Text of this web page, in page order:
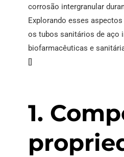
corrosão intergranular
Explorando esses
os tubos sanitários de aço
biofarmacêuticas e
[]
1.